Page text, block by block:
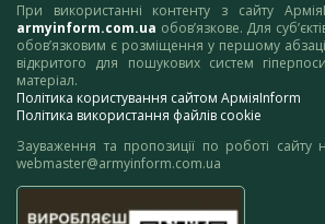
При використанні контенту з сайту
armyinform.com.ua обов’язкове. Для
обов’язковим є розміщення у першому
відкритого для пошукових систем
матеріал.
Політика користування сайтом АрміяInform
Політика використання файлів cookie
Зауваження та пропозиції по роботі сайту
webmaster@armyinform.com.ua